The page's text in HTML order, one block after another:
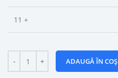
11 +
ADAUGĂ ÎN COȘ